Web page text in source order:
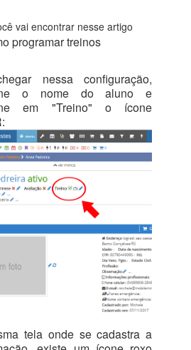
vai encontrar nesse artigo
programar treinos
nessa configuração,
o nome do aluno e
em "Treino" o ícone
tela onde se cadastra a